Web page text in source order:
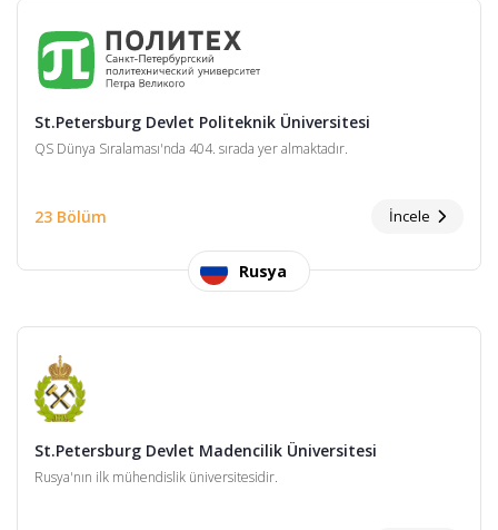
St.Petersburg Devlet Politeknik Üniversitesi
QS Dünya Sıralaması'nda 404. sırada yer almaktadır.
23 Bölüm İncele
Rusya
St.Petersburg Devlet Madencilik Üniversitesi
Rusya'nın ilk mühendislik üniversitesidir.